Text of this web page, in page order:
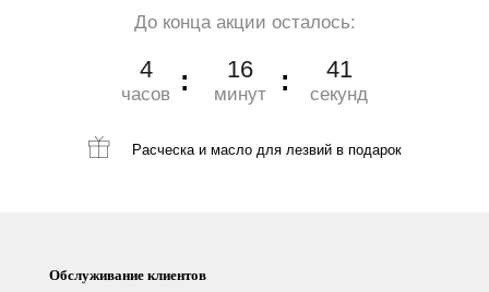
До конца акции осталось:
4
часов
16
минут
39
секунд
Расческа и масло для лезвийв подарок
Обслуживание клиентов